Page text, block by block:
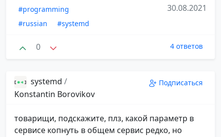
#programming
#russian
#systemd
30.08.2021
0 4 ответов
systemd /
Konstantin Borovikov
Подписаться
товарищи, подскажите, плз, какой параметр в
сервисе копнуть в общем сервис редко, но